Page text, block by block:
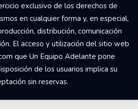
exclusivo de los derechos de
en cualquier forma y, en especial,
distribución, comunicación
El acceso y utilización del sitio web
que Un Equipo Adelante pone
de los usuarios implica su
sin reservas.